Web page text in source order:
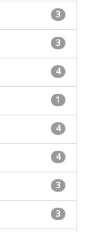
3
3
4
1
4
4
3
3